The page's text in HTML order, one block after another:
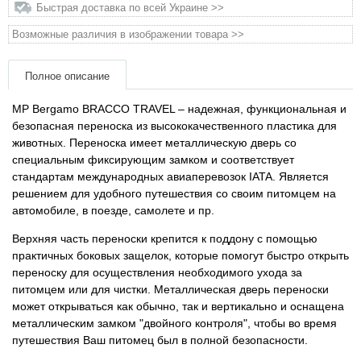
Быстрая доставка по всей Украине >>
Возможные различия в изображении товара >>
Полное описание
MP Bergamo BRACCO TRAVEL – надежная, функциональная и
безопасная переноска из высококачественного пластика для
животных. Переноска имеет металлическую дверь со
специальным фиксирующим замком и соответствует
стандартам международных авиаперевозок IATA. Является
решением для удобного путешествия со своим питомцем на
автомобиле, в поезде, самолете и пр.
Верхняя часть переноски крепится к поддону с помощью
практичных боковых защелок, которые помогут быстро открыть
переноску для осуществления необходимого ухода за
питомцем или для чистки. Металлическая дверь переноски
может открываться как обычно, так и вертикально и оснащена
металлическим замком "двойного контроля", чтобы во время
путешествия Ваш питомец был в полной безопасности.
Товары для грызунов
Товары для лошадей
Товары для людей
Хозряд - хозтовары оптом
Популярные зоотовары
Архив / Снято с производства